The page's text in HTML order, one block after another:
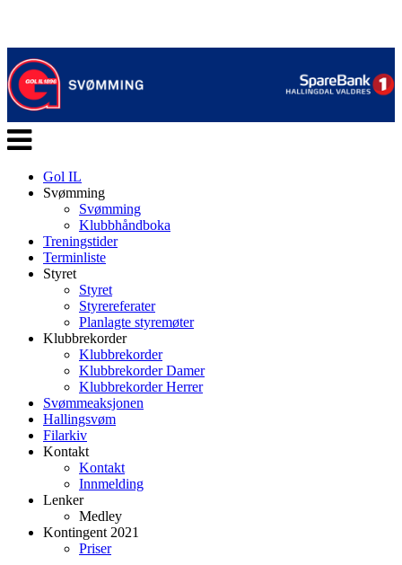
Veksle
navigasjon
Gol IL
Svømming
Svømming
Klubbhåndboka
Treningstider
Terminliste
Styret
Styret
Styrereferater
Planlagte styremøter
Klubbrekorder
Klubbrekorder
Klubbrekorder Damer
Klubbrekorder Herrer
Svømmeaksjonen
Hallingsvøm
Filarkiv
Kontakt
Kontakt
Innmelding
Lenker
Medley
Kontingent 2021
Priser